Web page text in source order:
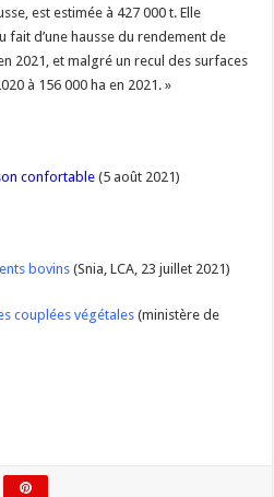
est estimée à 427 000 t. Elle
fait d’une hausse du rendement de
2021, et malgré un recul des surfaces
à 156 000 ha en 2021. »
confortable(5 août 2021)
bovins (Snia, LCA, 23 juillet 2021)
couplées végétales (ministère de